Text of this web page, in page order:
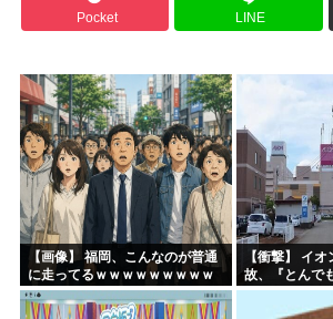
ヤニねこさん、BPOが動く
高市早苗熊本視察PVを映像ディレクターが
みいちゃんのモデルになった人は性格がいい
来週のハンターハンタータイソンとツベッ
『ヤニねこ』の喫煙や覚醒剤の注射シーン、
Pocket LINE
【画像】 福岡、こんなのが普通
に走ってるｗｗｗｗｗｗｗｗｗ
ｗｗｗｗｗｗｗ
【衝撃】 イ
故、『とんで
明してしまう